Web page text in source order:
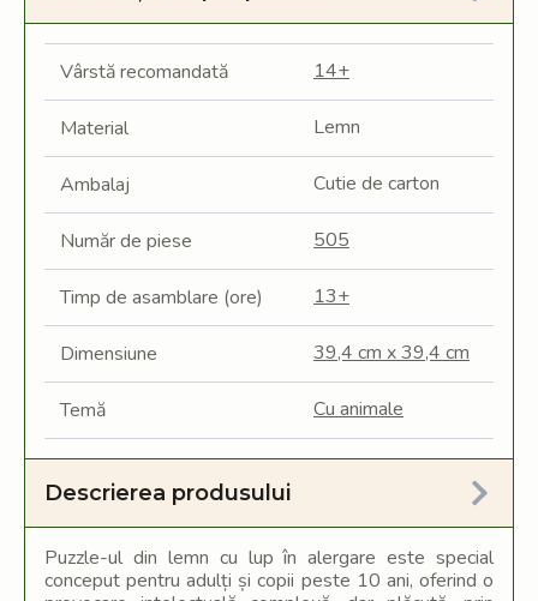
Vârstă recomandată 14+
Material Lemn
Ambalaj Cutie de carton
Număr de piese 505
Timp de asamblare (ore) 13+
Dimensiune 39,4 cm x 39,4 cm
Temă Cu animale
Descrierea produsului
Puzzle-ul din lemn cu lup în alergare este special
conceput pentru adulți și copii peste 10 ani, oferind o